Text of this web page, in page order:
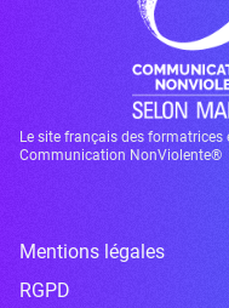
Le site français des
Communication NonViolente®
Mentions légales
RGPD